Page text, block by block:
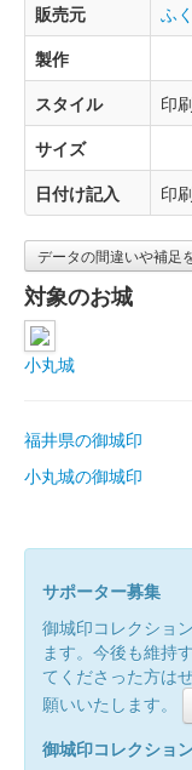
販売元
ふ
製作
スタイル
印
サイズ
日付け記入
印
データの間違いや補足
対象のお城
小丸城
福井県の御城印
小丸城の御城印
サポーター募集
御城印コレクショ
ます。今後も維持
てくださった方は
願いいたします。
御城印コレクショ